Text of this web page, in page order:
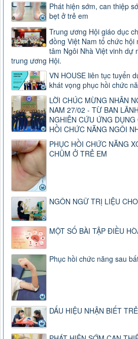
Phát hiện sớm, can thiệp
bẹt ở trẻ em
Trung ương Hội giáo dục
đồng Việt Nam tổ chức hội
tâm Ngôi Nhà Việt vinh dự
trung ương Hội.
VN HOUSE liên tục tuyển
khát vọng phục hồi chức
LỜI CHÚC MỪNG NHÂN
NAM 27/02 - TỪ BAN
NGHIÊN CỨU ỨNG
HỒI CHỨC NĂNG NGÔI
PHỤC HỒI CHỨC NĂNG
CHŨM Ở TRẺ EM
NGÔN NGỮ TRỊ LIỆU
MỘT SỐ BÀI TẬP ĐIỀU
Phục hồi chức năng sau
DẤU HIỆU NHẬN BIẾT